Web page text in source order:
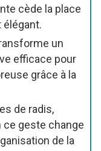
cède la place
élégant.
un
efficace pour
grâce à la
de radis,
geste change
de la